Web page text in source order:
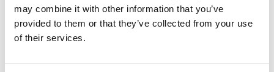
may combine it with other information that you’ve
provided to them or that they’ve collected from your use
of their services.
Darryl Fournier Curriculum Vitae
Darryl Fournier - kuva